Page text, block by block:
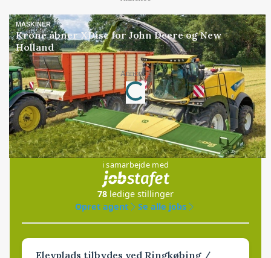
MASKINER
Krone åbner XDisc for John Deere og New
Holland
Annonce
Loading...
Jobs
i samarbejde med
78 ledige stillinger
Opret agent
Se alle jobs
Elevplads tilbydes ved Ringkøbing /